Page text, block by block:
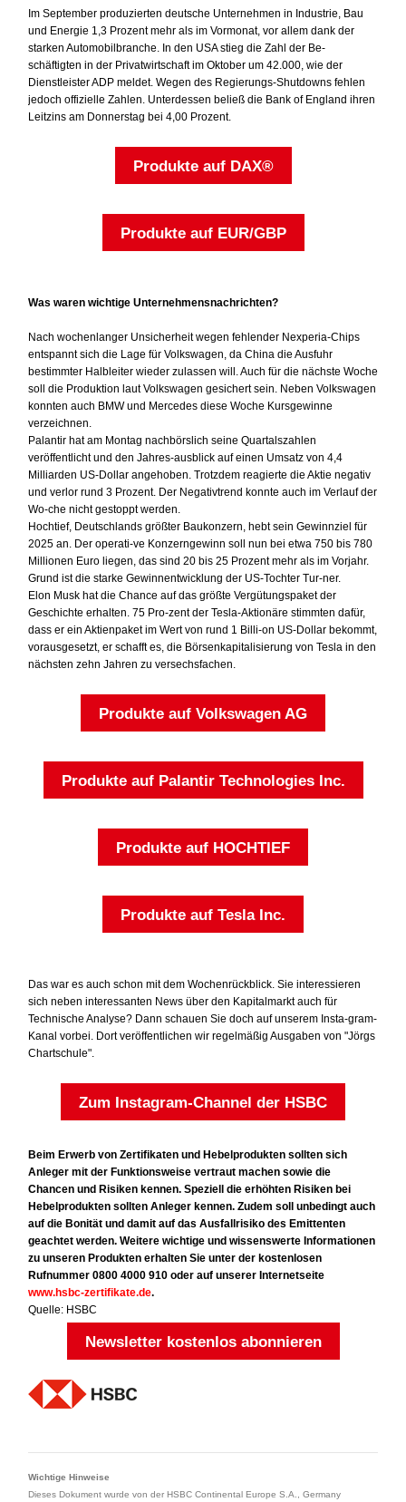
Im September produzierten deutsche Unternehmen in Industrie, Bau
und Energie 1,3 Prozent mehr als im Vormonat, vor allem dank der
starken Automobilbranche. In den USA stieg die Zahl der Be-
schäftigten in der Privatwirtschaft im Oktober um 42.000, wie der
Dienstleister ADP meldet. Wegen des Regierungs-Shutdowns fehlen
jedoch offizielle Zahlen. Unterdessen beließ die Bank of England ihren
Leitzins am Donnerstag bei 4,00 Prozent.
Produkte auf DAX®
Produkte auf EUR/GBP
Was waren wichtige Unternehmensnachrichten?
Nach wochenlanger Unsicherheit wegen fehlender Nexperia-Chips
entspannt sich die Lage für Volkswagen, da China die Ausfuhr
bestimmter Halbleiter wieder zulassen will. Auch für die nächste Woche
soll die Produktion laut Volkswagen gesichert sein. Neben Volkswagen
konnten auch BMW und Mercedes diese Woche Kursgewinne
verzeichnen.
Palantir hat am Montag nachbörslich seine Quartalszahlen
veröffentlicht und den Jahres-ausblick auf einen Umsatz von 4,4
Milliarden US-Dollar angehoben. Trotzdem reagierte die Aktie negativ
und verlor rund 3 Prozent. Der Negativtrend konnte auch im Verlauf der
Wo-che nicht gestoppt werden.
Hochtief, Deutschlands größter Baukonzern, hebt sein Gewinnziel für
2025 an. Der operati-ve Konzerngewinn soll nun bei etwa 750 bis 780
Millionen Euro liegen, das sind 20 bis 25 Prozent mehr als im Vorjahr.
Grund ist die starke Gewinnentwicklung der US-Tochter Tur-ner.
Elon Musk hat die Chance auf das größte Vergütungspaket der
Geschichte erhalten. 75 Pro-zent der Tesla-Aktionäre stimmten dafür,
dass er ein Aktienpaket im Wert von rund 1 Billi-on US-Dollar bekommt,
vorausgesetzt, er schafft es, die Börsenkapitalisierung von Tesla in den
nächsten zehn Jahren zu versechsfachen.
Produkte auf Volkswagen AG
Produkte auf Palantir Technologies Inc.
Produkte auf HOCHTIEF
Produkte auf Tesla Inc.
Das war es auch schon mit dem Wochenrückblick. Sie interessieren
sich neben interessanten News über den Kapitalmarkt auch für
Technische Analyse? Dann schauen Sie doch auf unserem Insta-gram-
Kanal vorbei. Dort veröffentlichen wir regelmäßig Ausgaben von "Jörgs
Chartschule".
Zum Instagram-Channel der HSBC
Beim Erwerb von Zertifikaten und Hebelprodukten sollten sich
Anleger mit der Funktionsweise vertraut machen sowie die
Chancen und Risiken kennen. Speziell die erhöhten Risiken bei
Hebelprodukten sollten Anleger kennen. Zudem soll unbedingt auch
auf die Bonität und damit auf das Ausfallrisiko des Emittenten
geachtet werden. Weitere wichtige und wissenswerte Informationen
zu unseren Produkten erhalten Sie unter der kostenlosen
Rufnummer 0800 4000 910 oder auf unserer Internetseite
www.hsbc-zertifikate.de.
Quelle: HSBC
Newsletter kostenlos abonnieren
Wichtige Hinweise
Dieses Dokument wurde von der HSBC Continental Europe S.A., Germany